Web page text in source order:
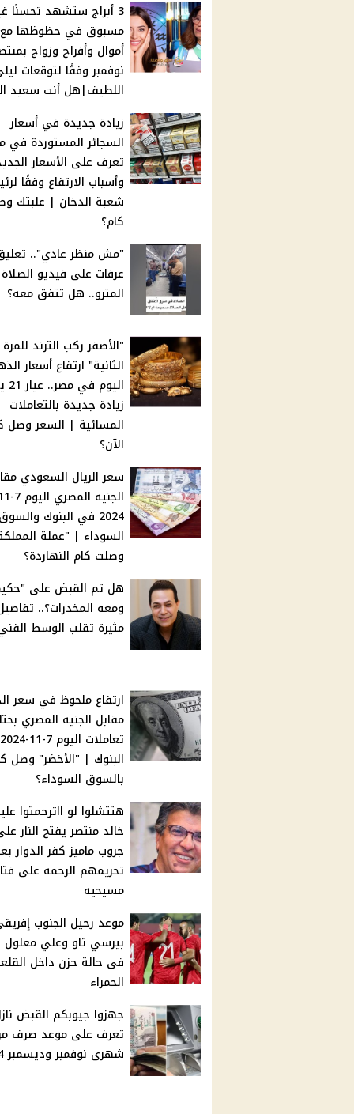
3 أبراج ستشهد تحسنًا
مسبوق في حظوظها مع
أموال وأفراح وزواج
نوفمبر وفقًا لتوقعات
اللطيف|هل أنت سعيد
زيادة جديدة في أسعار
السجائر المستوردة في
تعرف على الأسعار
وأسباب الارتفاع وفقًا
شعبة الدخان | علبتك
كام؟
"مش منظر عادي"..
عرفات على فيديو
المترو.. هل تتفق معه؟
"الأصفر ركب الترند للمرة
الثانية" ارتفاع أسعار
زيادة جديدة بالتعاملات
المسائية | السعر وصل
الآن؟
سعر الريال السعودي
2024 في البنوك
السوداء | "عملة
وصلت كام النهاردة؟
هل تم القبض على
ومعه المخدرات؟..
مثيرة تقلب الوسط
ارتفاع ملحوظ في سعر
مقابل الجنيه المصري
البنوك | "الأخضر" وصل
بالسوق السوداء؟
هتتشلوا لو ااترحمتوا
خالد منتصر يفتح النار
جروب ماميز كفر الدوار
تحريمهم الرحمه على
مسيحيه
موعد رحيل الجنوب
بيرسي تاو وعلي
فى حالة حزن داخل
الحمراء
جهزوا جيوبكم القبض
تعرف على موعد صرف
شهرى نوفمبر وديسمبر 2024